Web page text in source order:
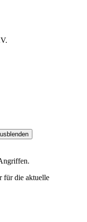
für die aktuelle